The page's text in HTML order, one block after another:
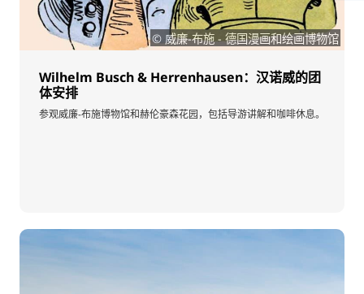
© 威廉-布施 - 德国漫画和绘画博物馆
Wilhelm Busch & Herrenhausen：汉诺威的团
体安排
参观威廉-布施博物馆和赫伦豪森花园，包括导游讲解和咖啡休息。